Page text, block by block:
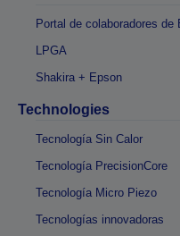
Portal de colaboradores de
LPGA
Shakira + Epson
Technologies
Tecnología Sin Calor
Tecnología PrecisionCore
Tecnología Micro Piezo
Tecnologías innovadoras